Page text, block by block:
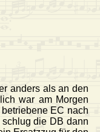
anders als an den
war am Morgen
EC nach
die DB dann